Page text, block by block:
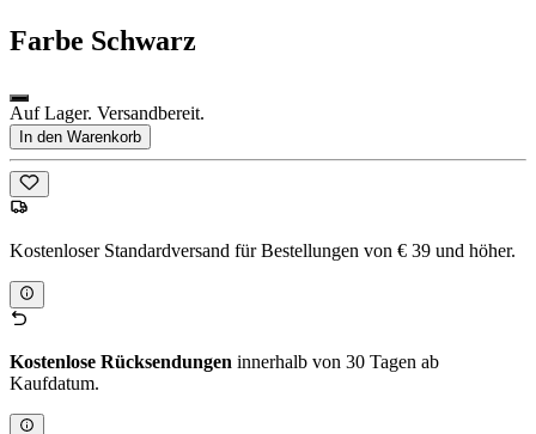
Farbe Schwarz
Auf Lager. Versandbereit.
In den Warenkorb
Kostenloser Standardversand für Bestellungen von € 39 und höher.
Kostenlose Rücksendungen innerhalb von 30 Tagen ab
Kaufdatum.